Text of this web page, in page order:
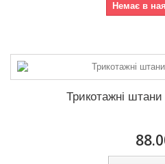
Немає в
Трикотажні